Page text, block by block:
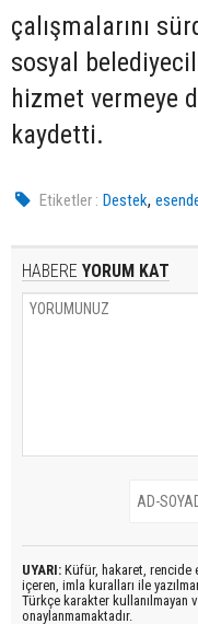
çalışmalarını
sosyal
hizmet vermeye
kaydetti.
Etiketler : Destek,
HABERE YORUM KAT
UYARI: Küfür, hakaret, rencide
içeren, imla kuralları ile
Türkçe karakter kullanılmayan
onaylanmamaktadır.